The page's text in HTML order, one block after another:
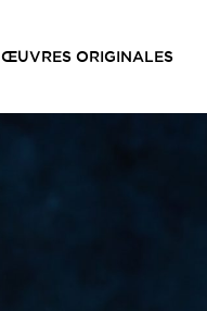
ŒUVRES ORIGINALES